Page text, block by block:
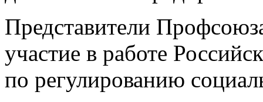
Представители
участие в работе
по регулированию